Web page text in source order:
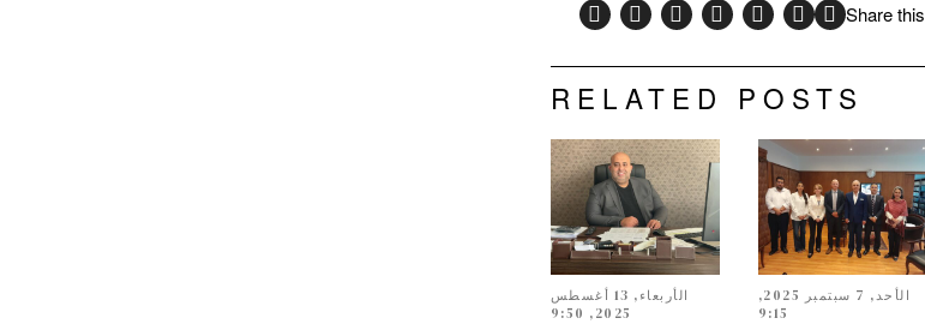
Share this
RELATED POSTS
الأحد, 7 سبتمبر 2025,
9:15
الأربعاء, 13 أغسطس
2025, 9:50